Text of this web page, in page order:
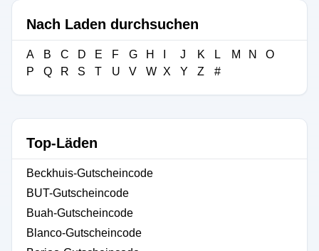
Nach Laden durchsuchen
A B C D E F G H J K L M N
O
P
Q R S T U V W X Y Z #
Top-Läden
Beckhuis-Gutscheincode
BUT-Gutscheincode
Buah-Gutscheincode
Blanco-Gutscheincode